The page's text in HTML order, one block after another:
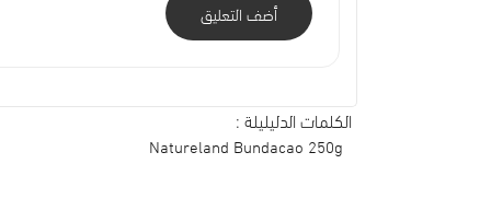
أضف التعليق
الكلمات الدليليلة :
Natureland Bundacao 250g